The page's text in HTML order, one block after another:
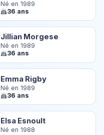
Né en 1989
36 ans
Jillian Morgese
Né en 1989
36 ans
Emma Rigby
Né en 1989
36 ans
Elsa Esnoult
Né en 1988